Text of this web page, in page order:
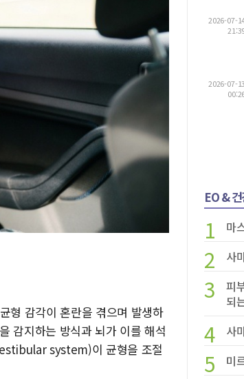
형 감각이 혼란을 겪으며 발생하
감지하는 방식과 뇌가 이를 해석
system)이 균형을 조절
2026-07-
2026-07-13
EO &
1 마
2 사
3
피
되
4 사
5 미